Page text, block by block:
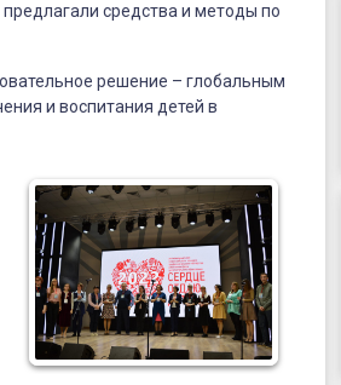
средства и методы по
решение – глобальным
и воспитания детей в